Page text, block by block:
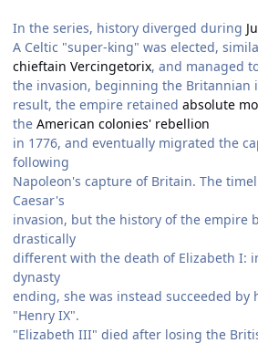
In the series, history diverged during
A Celtic "super-king" was elected,
chieftain Vercingetorix, and managed
the invasion, beginning the Britannian
result, the empire retained absolute
the American colonies' rebellion
in 1776, and eventually migrated the
following
Napoleon's capture of Britain. The
Caesar's
invasion, but the history of the empire
drastically
different with the death of Elizabeth I:
dynasty
ending, she was instead succeeded by
"Henry IX".
"Elizabeth III" died after losing the